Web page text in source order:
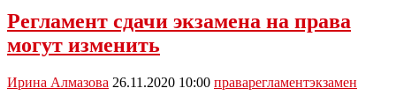
нужно
по
правилам
Регламент сдачи экзамена на права
могут изменить
Ирина Алмазова 26.11.2020 10:00 праварегламентэкзамен